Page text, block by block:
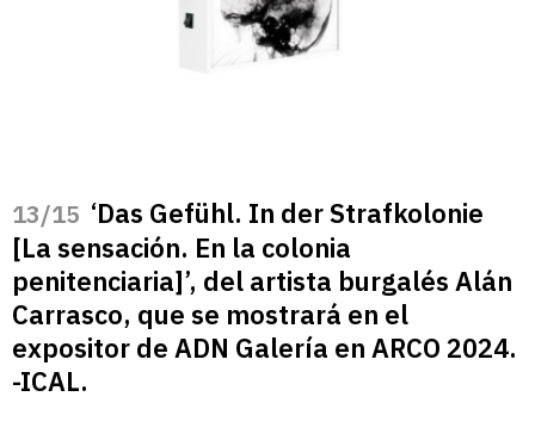
/15 ‘Das Gefühl. In der Strafkolonie
[La sensación. En la colonia
penitenciaria]’, del artista burgalés Alán
Carrasco, que se mostrará en el
expositor de ADN Galería en ARCO 2024.
-ICAL.